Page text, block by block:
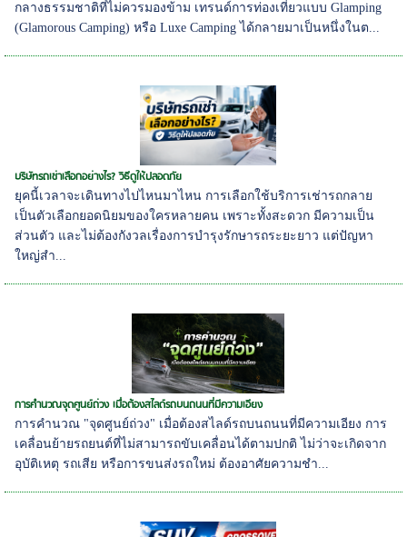
กลางธรรมชาติที่ไม่ควรมองข้าม เทรนด์การท่องเที่ยวแบบ Glamping
(Glamorous Camping) หรือ Luxe Camping ได้กลายมาเป็นหนึ่งในต...
บริษัทรถเช่าเลือกอย่างไร? วิธีดูให้ปลอดภัย
ยุคนี้เวลาจะเดินทางไปไหนมาไหน การเลือกใช้บริการเช่ารถกลาย
เป็นตัวเลือกยอดนิยมของใครหลายคน เพราะทั้งสะดวก มีความเป็น
ส่วนตัว และไม่ต้องกังวลเรื่องการบำรุงรักษารถระยะยาว แต่ปัญหา
ใหญ่สำ...
การคำนวณจุดศูนย์ถ่วง เมื่อต้องสไลด์รถบนถนนที่มีความเอียง
การคำนวณ "จุดศูนย์ถ่วง" เมื่อต้องสไลด์รถบนถนนที่มีความเอียง การ
เคลื่อนย้ายรถยนต์ที่ไม่สามารถขับเคลื่อนได้ตามปกติ ไม่ว่าจะเกิดจาก
อุบัติเหตุ รถเสีย หรือการขนส่งรถใหม่ ต้องอาศัยความชำ...